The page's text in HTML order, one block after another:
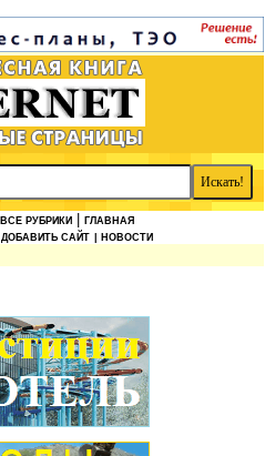
ВСЕ РУБРИКИ
ГЛАВНАЯ
ДОБАВИТЬ САЙТ | НОВОСТИ